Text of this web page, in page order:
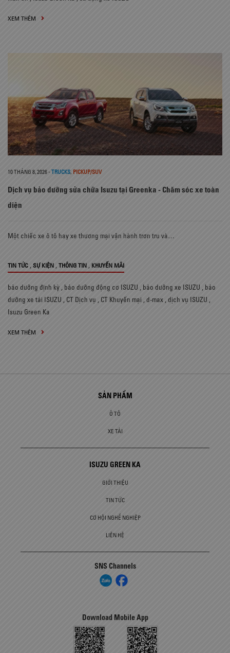
XEM THÊM
10 THÁNG 8, 2026- TRUCKS, PICKUP/SUV
Dịch vụ bảo dưỡng sửa chữa Isuzu tại Greenka - Chăm sóc xe toàn
diện
Một chiếc xe ô tô hay xe thương mại vận hành trơn tru và…
TIN TỨC SỰ KIỆN THÔNG TIN KHUYẾN MÃI
bảo dưỡng định kỳ bảo dưỡng động cơ ISUZU bảo dưỡng xe ISUZU
bảo
dưỡng xe tải ISUZU
CT Dịch vụ CT Khuyến mại d-max dịch vụ ISUZU
Isuzu Green Ka
XEM THÊM
SẢN PHẨM
Ô TÔ
XE TẢI
ISUZU GREEN KA
GIỚI THIỆU
TIN TỨC
CƠ HỘI NGHỀ NGHIỆP
LIÊN HỆ
SNS Channels
Download Mobile App